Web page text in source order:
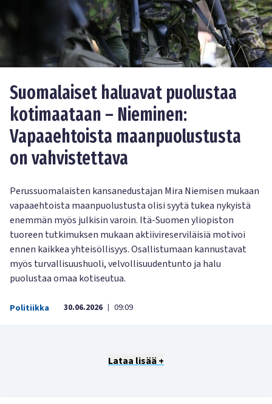
Suomalaiset haluavat puolustaa
kotimaataan – Nieminen:
Vapaaehtoista maanpuolustusta
on vahvistettava
Perussuomalaisten kansanedustajan Mira Niemisen mukaan
vapaaehtoista maanpuolustusta olisi syytä tukea nykyistä
enemmän myös julkisin varoin. Itä-Suomen yliopiston
tuoreen tutkimuksen mukaan aktiivireserviläisiä motivoi
ennen kaikkea yhteisöllisyys. Osallistumaan kannustavat
myös turvallisuushuoli, velvollisuudentunto ja halu
puolustaa omaa kotiseutua.
Politiikka 30.06.2026 | 09:09
Lataa lisää +